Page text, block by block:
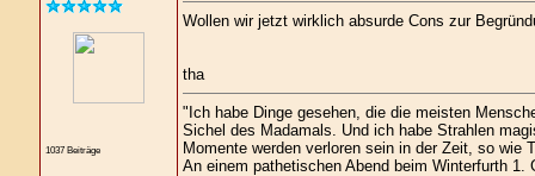
1037 Beiträge
Wollen wir jetzt wirklich absurde Cons zur
tha
"Ich habe Dinge gesehen, die die meisten
Sichel des Madamals. Und ich habe Strahlen
Momente werden verloren sein in der Zeit, so wie
An einem pathetischen Abend beim Winterfurth